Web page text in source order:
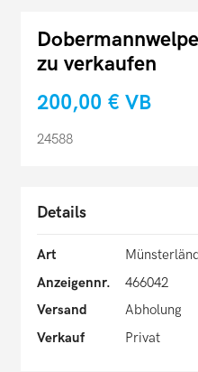
zu verkaufen
200,00 € VB
24588
Details
Art
Anzeigennr.
466042
Versand
Abholung
Verkauf
Privat